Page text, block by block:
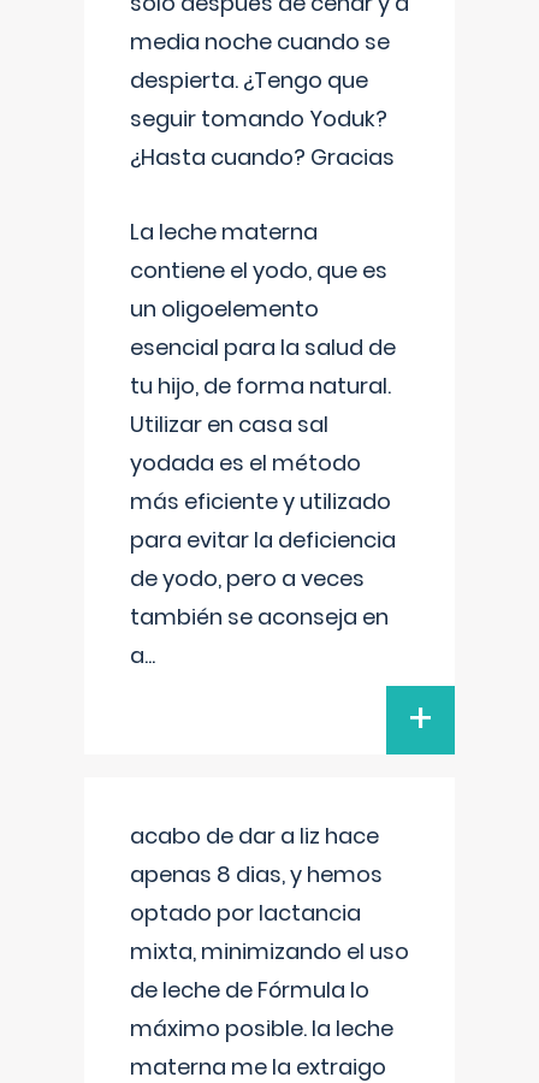
media noche cuando se
despierta. ¿Tengo que
seguir tomando Yoduk?
¿Hasta cuando? Gracias
La leche materna
contiene el yodo, que es
un oligoelemento
esencial para la salud de
tu hijo, de forma natural.
Utilizar en casa sal
yodada es el método
más eficiente y utilizado
para evitar la deficiencia
de yodo, pero a veces
también se aconseja en
a...
+
acabo de dar a liz hace
apenas 8 dias, y hemos
optado por lactancia
mixta, minimizando el uso
de leche de Fórmula lo
máximo posible. la leche
materna me la extraigo